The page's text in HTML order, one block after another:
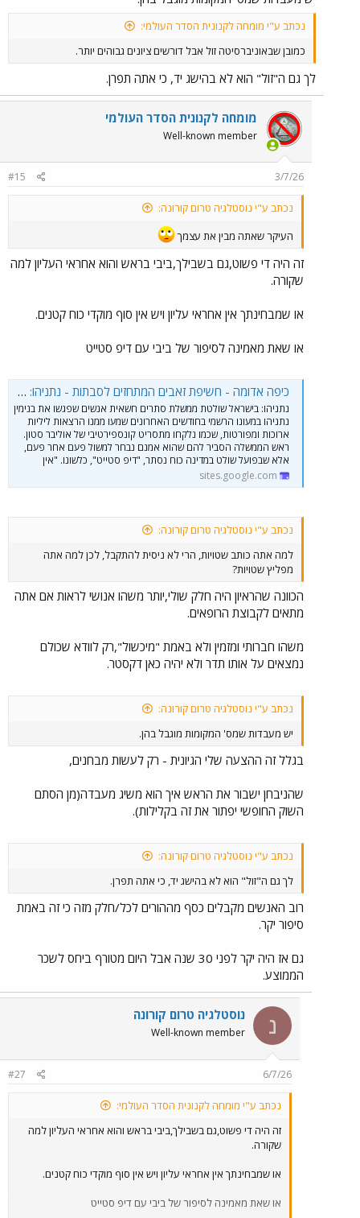
נכתב ע"י מומחה לקנונית הסדר העולמי:
כמובן שבאוניברסיטה זול אבל דורשים ציונים גבוהים יותר.
לך גם ה"זול" הוא לא בהישג יד, כי אתה תפרן.
מומחה לקנונית הסדר העולמי
Well-known member
3/7/26
#15
נכתב ע"י נוסטלגיה טרום קורונה:
העיקר שאתה מבין את עצמך
זה היה די פשוט,גם בשבילך,ביבי בראש והוא אחראי העליון למה
שקורה.
או שמבחינתך אין אחראי עליון ויש אין סוף מוקדי כוח קטנים.
או שאת מאמינה לסיפור של ביבי עם דיפ סטייט
כיפה אדומה - חשיפת זאבים המתחזים לסבתות - נתניהו: בישראל שולטת ממשלת סתרים חשאית
נתניהו: בישראל שולטת ממשלת סתרים חשאית אנשים שפגשו את בנימין
נתניהו במעונו הרשמי בחודשים האחרונים שמעו ממנו הרצאות ליליות
ארוכות ומפורטות, שכמו נלקחו מתסריט קונספירטיבי של אוליבר סטון.
ראש הממשלה הסביר להם שהוא אמנם נבחר למשול פעם אחר פעם,
אלא שבפועל שולט במדינה כוח נסתר, "דיפ סטייט", כלשונו. "אין
sites.google.com
נכתב ע"י נוסטלגיה טרום קורונה:
למה אתה כותב שטויות, הרי לא ניסית להתקבל, לכן למה אתה
מפליץ שטויות?
הכוונה שהראיון היה חלק שולי,יותר משהו אנושי לראות אם אתה
מתאים לקבוצת הרופאים.
משהו חברותי ומזמין ולא באמת "מיכשול",רק לוודא שכולם
נמצאים על אותו תדר ולא יהיה כאן דקסטר.
נכתב ע"י נוסטלגיה טרום קורונה:
יש מעבדות שמס' המקומות מוגבל בהן.
בגלל זה ההצעה שלי הגיונית - רק לעשות מבחנים,
שהניבחן ישבור את הראש איך הוא משיג מעבדה(מן הסתם
השוק החופשי יפתור את זה בקלילות).
נכתב ע"י נוסטלגיה טרום קורונה:
לך גם ה"זול" הוא לא בהישג יד, כי אתה תפרן.
רוב האנשים מקבלים כסף מההורים לכל/חלק מזה כי זה באמת
סיפור יקר.
גם אז היה יקר לפני 30 שנה אבל היום מטורף ביחס לשכר
הממוצע.
נ נוסטלגיה טרום קורונה
Well-known member
6/7/26
#27
נכתב ע"י מומחה לקנונית הסדר העולמי:
זה היה די פשוט,גם בשבילך,ביבי בראש והוא אחראי העליון למה
שקורה.
או שמבחינתך אין אחראי עליון ויש אין סוף מוקדי כוח קטנים.
או שאת מאמינה לסיפור של ביבי עם דיפ סטייט